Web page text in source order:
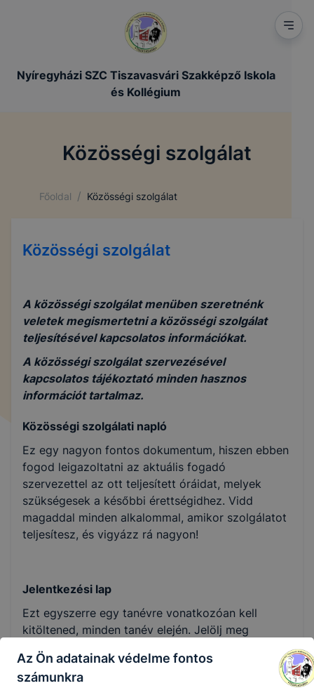
Nyíregyházi SZC Tiszavasvári Szakképző Iskola
és Kollégium
Közösségi szolgálat
Főoldal / Közösségi szolgálat
Közösségi szolgálat
A közösségi szolgálat menüben szeretnénk
veletek megismertetni a közösségi szolgálat
teljesítésével kapcsolatos információkat.
A közösségi szolgálat szervezésével
kapcsolatos tájékoztató minden hasznos
információt tartalmaz.
Közösségi szolgálati napló
Ez egy nagyon fontos dokumentum, hiszen ebben
fogod leigazoltatni az aktuális fogadó
szervezettel az ott teljesített óráidat, melyek
szükségesek a későbbi érettségidhez. Vidd
magaddal minden alkalommal, amikor szolgálatot
teljesítesz, és vigyázz rá nagyon!
Jelentkezési lap
Ezt egyszerre egy tanévre vonatkozóan kell
kitöltened, minden tanév elején. Jelölj meg
az adott tanévben a közösségi szolgálatot
szeretnéd teljesíteni!
Az Ön adatainak védelme fontos
számunkra